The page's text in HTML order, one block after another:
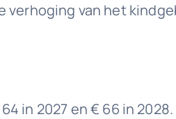
verhoging van het
in 2027 en € 66 in 2028.